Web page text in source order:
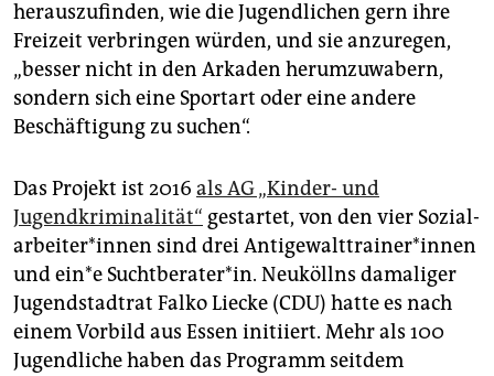
herauszufinden, wie die Jugendlichen gern ihre
Freizeit verbringen würden, und sie anzuregen,
„besser nicht in den Arkaden herumzuwabern,
sondern sich eine Sportart oder eine andere
Beschäftigung zu suchen“.
Das Projekt ist 2016 als AG „Kinder- und
Jugendkriminalität“ gestartet, von den vier So­zi­al­
ar­bei­te­r*in­nen sind drei An­ti­ge­walt­trai­ne­r*in­nen
und ein*e Suchtberater*in. Neuköllns damaliger
Jugendstadtrat Falko Liecke (CDU) hatte es nach
einem Vorbild aus Essen initiiert. Mehr als 100
Jugendliche haben das Programm seitdem